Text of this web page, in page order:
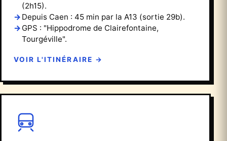
(2h15).
Depuis Caen : 45 min par la A13 (sortie 29b).
GPS : "Hippodrome de Clairefontaine,
Tourgéville".
VOIR L'ITINÉRAIRE →